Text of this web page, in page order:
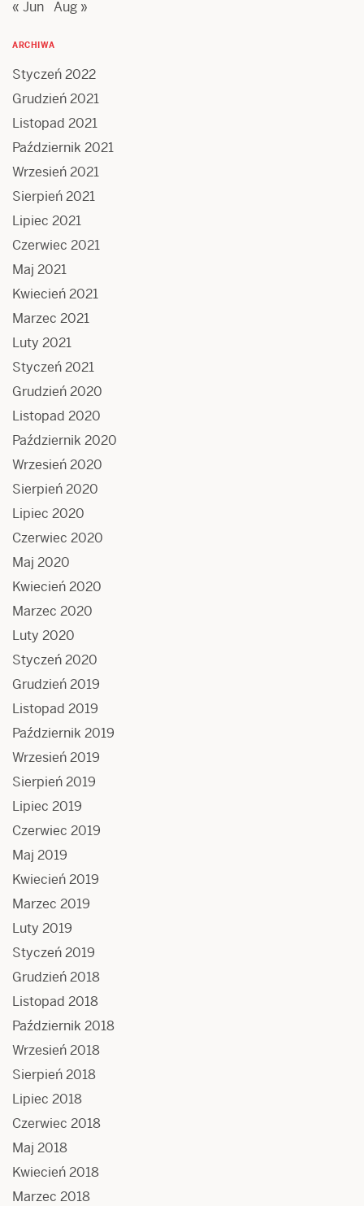
« Jun Aug »
ARCHIWA
Styczeń 2022
Grudzień 2021
Listopad 2021
Październik 2021
Wrzesień 2021
Sierpień 2021
Lipiec 2021
Czerwiec 2021
Maj 2021
Kwiecień 2021
Marzec 2021
Luty 2021
Styczeń 2021
Grudzień 2020
Listopad 2020
Październik 2020
Wrzesień 2020
Sierpień 2020
Lipiec 2020
Czerwiec 2020
Maj 2020
Kwiecień 2020
Marzec 2020
Luty 2020
Styczeń 2020
Grudzień 2019
Listopad 2019
Październik 2019
Wrzesień 2019
Sierpień 2019
Lipiec 2019
Czerwiec 2019
Maj 2019
Kwiecień 2019
Marzec 2019
Luty 2019
Styczeń 2019
Grudzień 2018
Listopad 2018
Październik 2018
Wrzesień 2018
Sierpień 2018
Lipiec 2018
Czerwiec 2018
Maj 2018
Kwiecień 2018
Marzec 2018